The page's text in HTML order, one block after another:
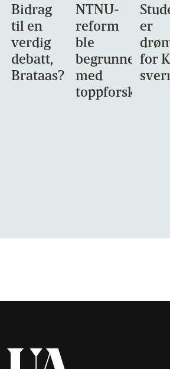
Bidrag
til en
verdig
debatt,
Brataas?
NTNU-
reform
ble
begrunnet
med
toppforskning
er
for